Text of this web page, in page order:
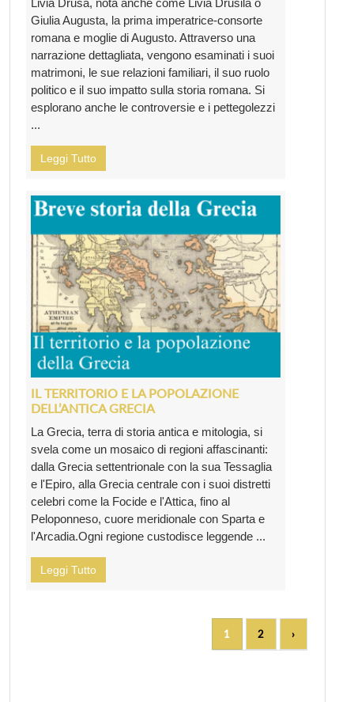
Livia Drusa, nota anche come Livia Drusila o
Giulia Augusta, la prima imperatrice-consorte
romana e moglie di Augusto. Attraverso una
narrazione dettagliata, vengono esaminati i suoi
matrimoni, le sue relazioni familiari, il suo ruolo
politico e il suo impatto sulla storia romana. Si
esplorano anche le controversie e i pettegolezzi
...
Leggi Tutto
IL TERRITORIO E LA POPOLAZIONE
DELL’ANTICA GRECIA
La Grecia, terra di storia antica e mitologia, si
svela come un mosaico di regioni affascinanti:
dalla Grecia settentrionale con la sua Tessaglia
e l'Epiro, alla Grecia centrale con i suoi distretti
celebri come la Focide e l'Attica, fino al
Peloponneso, cuore meridionale con Sparta e
l'Arcadia.Ogni regione custodisce leggende ...
Leggi Tutto
1 2 ›